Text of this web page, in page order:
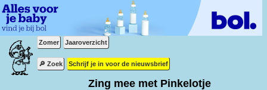
Zomer Jaaroverzicht
🔎 Zoek Schrijf je in voor de nieuwsbrief
Zing mee met Pinkelotje